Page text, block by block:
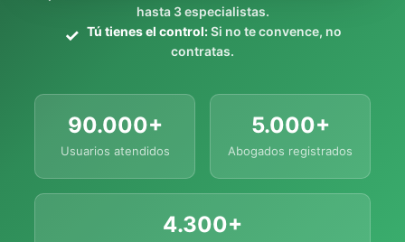
hasta 3 especialistas.
Tú tienes el control:Si no te convence, no
contratas.
90.000+
Usuarios atendidos
5.000+
Abogados registrados
4.300+